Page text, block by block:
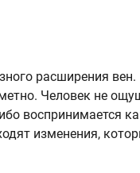
расширения вен.
Человек не
воспринимается
изменения,